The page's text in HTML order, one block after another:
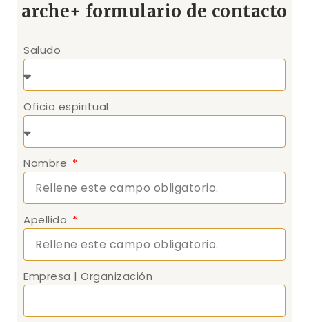
arche+ formulario de contacto
Saludo
Oficio espiritual
Nombre
Apellido
Empresa | Organización